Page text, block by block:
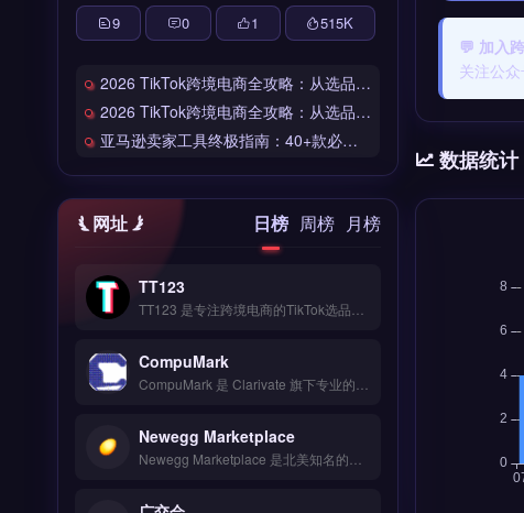
💬 加入
关注公
数据统计
9 0 1 515K
2026 TikTok跨境电商全攻略：从选品到爆单的完整工具链
2026 TikTok跨境电商全攻略：从选品到爆单的完整工具链
亚马逊卖家工具终极指南：40+款必备工具全链路解析
网址 日榜 周榜 月榜
TT123
CompuMark
Newegg Marketplace